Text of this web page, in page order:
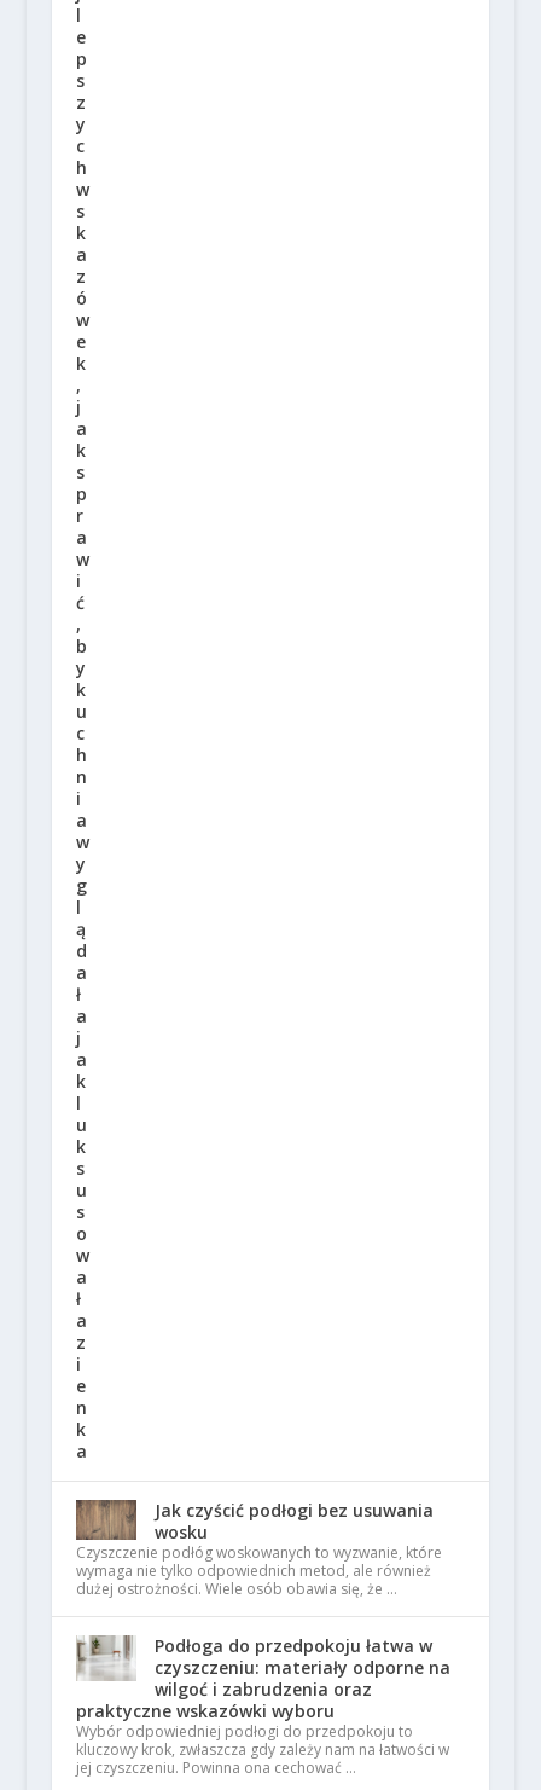
Jak czyścić podłogi bez usuwania
wosku
Czyszczenie podłóg woskowanych to wyzwanie, które
wymaga nie tylko odpowiednich metod, ale również
dużej ostrożności. Wiele osób obawia się, że …
Podłoga do przedpokoju łatwa w
czyszczeniu: materiały odporne na
wilgoć i zabrudzenia oraz
praktyczne wskazówki wyboru
Wybór odpowiedniej podłogi do przedpokoju to
kluczowy krok, zwłaszcza gdy zależy nam na łatwości w
jej czyszczeniu. Powinna ona cechować …